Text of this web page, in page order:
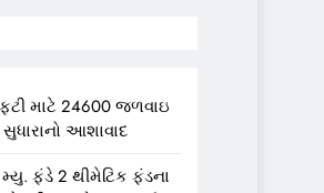
માટે 24600 જળવાઇ
આશાવાદ
મ્યુ. ફંડે 2 થીમેટિક ફંડના